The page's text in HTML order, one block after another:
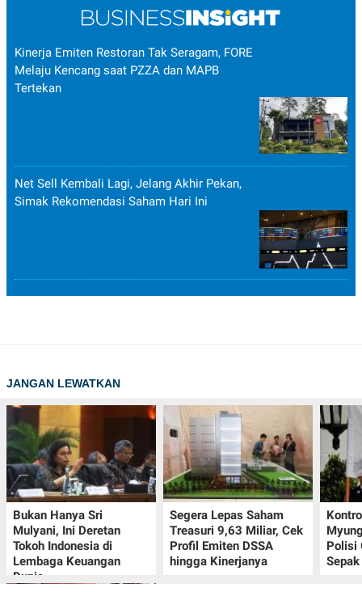
Kinerja Emiten Restoran Tak Seragam, FORE
Melaju Kencang saat PZZA dan MAPB
Tertekan
Net Sell Kembali Lagi, Jelang Akhir Pekan,
Simak Rekomendasi Saham Hari Ini
JANGAN LEWATKAN
Bukan Hanya Sri
Mulyani, Ini Deretan
Tokoh Indonesia di
Lembaga Keuangan
Dunia
Segera Lepas Saham
Treasuri 9,63 Miliar, Cek
Profil Emiten DSSA
hingga Kinerjanya
Polisi